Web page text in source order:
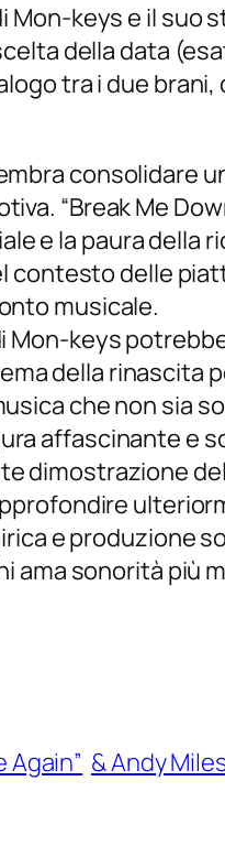
keys e il suo
della data
tra i due
consolidare
“Break Me
e la paura della
delle
musicale.
keys
della
che non sia
affascinante e
dimostrazione
e produzione
ama sonorità più
Again” & Andy